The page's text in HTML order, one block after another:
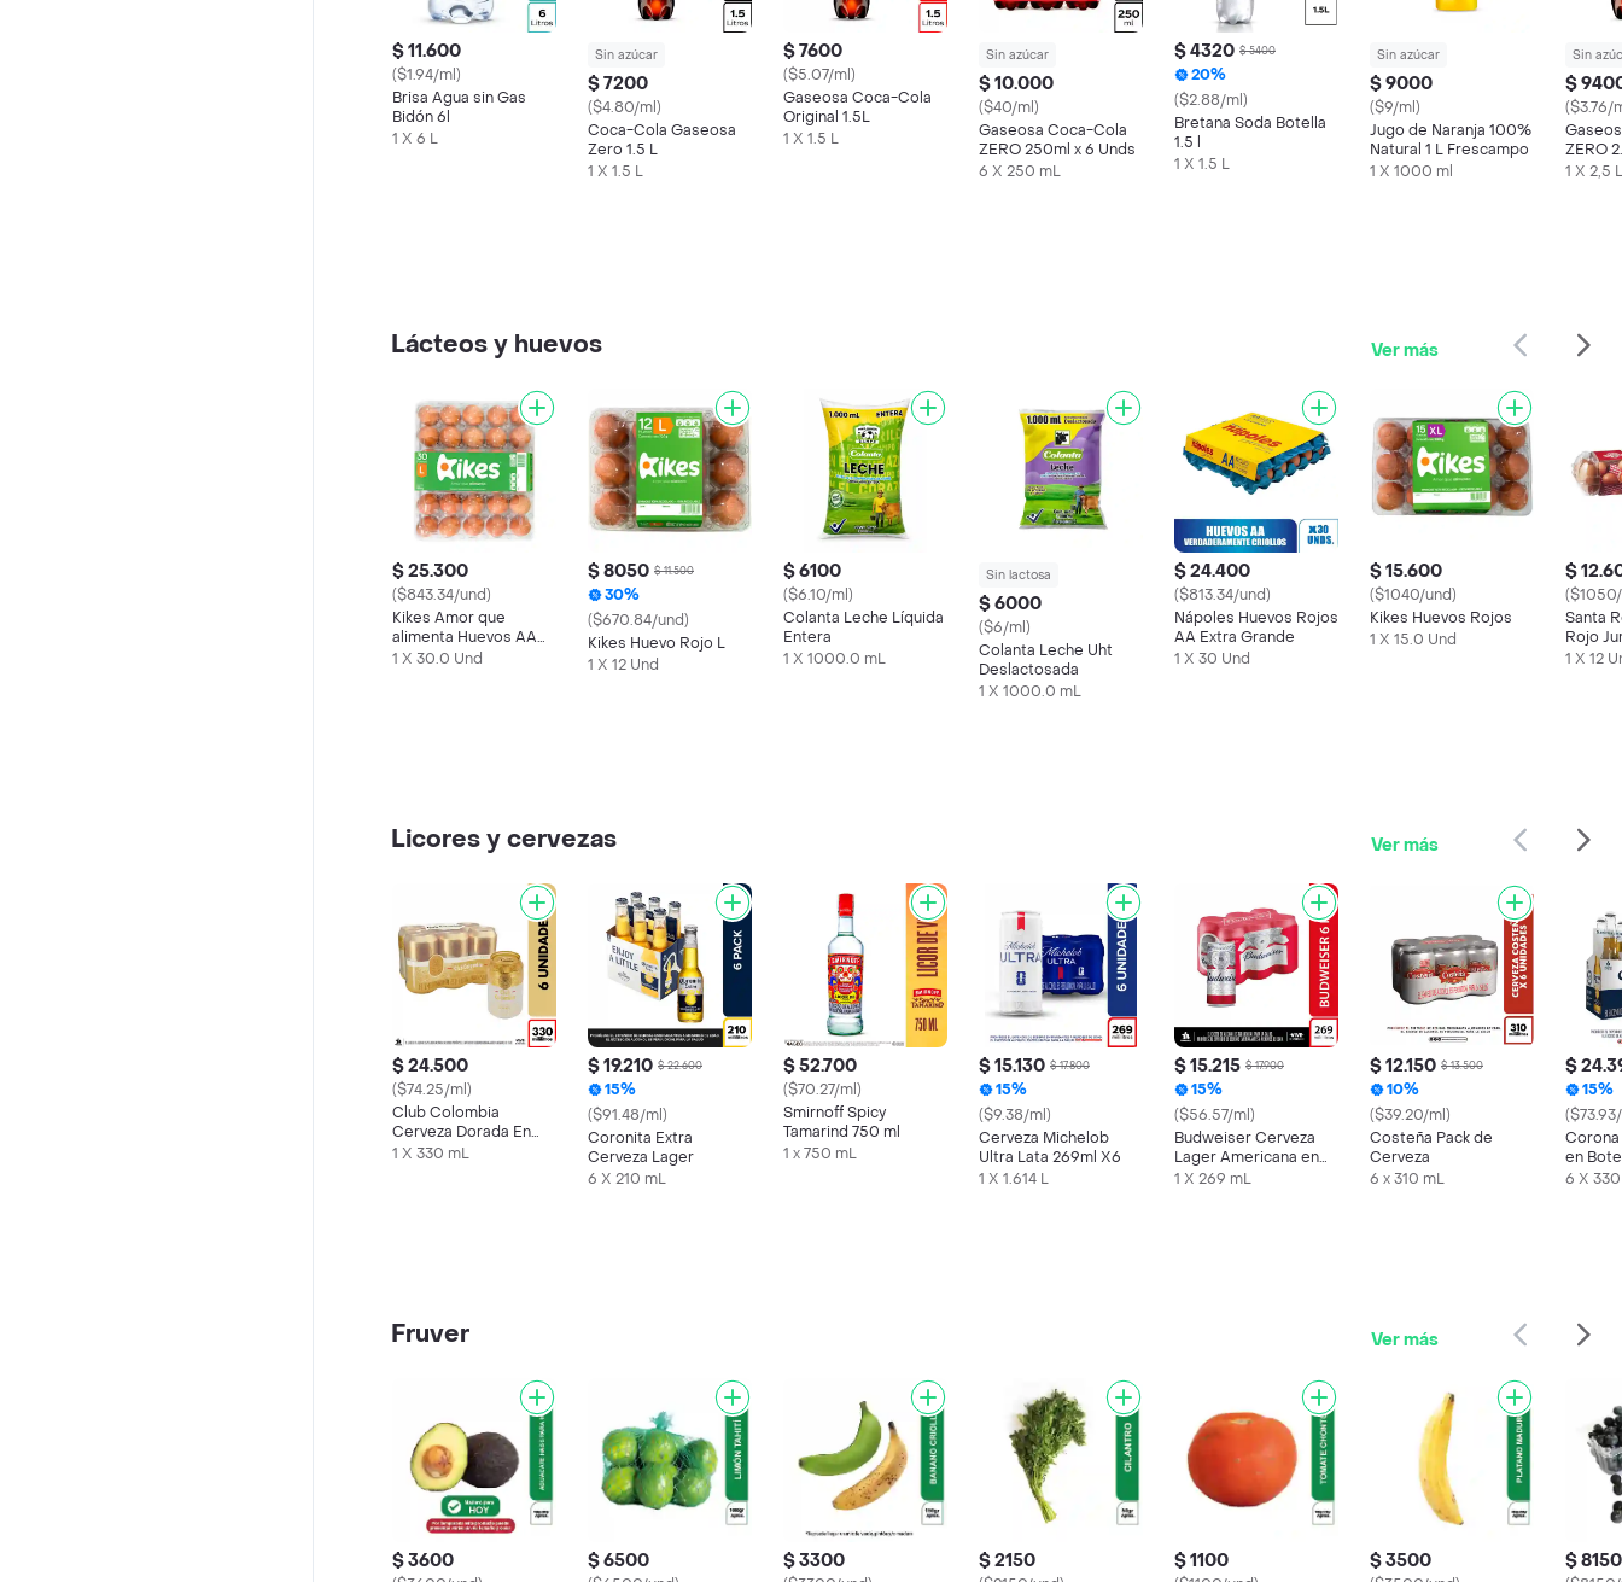
$ 11.600
($1.94/ml)
Brisa Agua sin Gas
Bidón 6l
1 X 6 L
Sin azúcar
$ 7200
($4.80/ml)
Coca-Cola Gaseosa
Zero 1.5 L
1 X 1.5 L
$ 7600
($5.07/ml)
Gaseosa Coca-Cola
Original 1.5L
1 X 1.5 L
Sin azúcar
$ 10.000
($40/ml)
Gaseosa Coca-Cola
ZERO 250ml x 6 Unds
6 X 250 mL
$ 4320 $ 5400
20%
($2.88/ml)
Bretana Soda Botella
1.5 l
1 X 1.5 L
Sin azúcar
$ 9000
($9/ml)
Jugo de Naranja 100%
Natural 1 L Frescampo
1 X 1000 ml
Sin
$
($3.76/
ZERO
1 X 2,5 L
Lácteos y huevos Ver más
$ 25.300
($843.34/und)
Kikes Amor que
alimenta Huevos AA
Rojos L
1 X 30.0 Und
$ 8050 $ 11.500
30%
($670.84/und)
Kikes Huevo Rojo L
1 X 12 Und
$ 6100
($6.10/ml)
Colanta Leche Líquida
Entera
1 X 1000.0 mL
Sin lactosa
$ 6000
($6/ml)
Colanta Leche Uht
Deslactosada
1 X 1000.0 mL
$ 24.400
($813.34/und)
Nápoles Huevos Rojos
AA Extra Grande
1 X 30 Und
$ 15.600
($1040/und)
Kikes Huevos Rojos
1 X 15.0 Und
$
Santa
Rojo
1 X 12
Licores y cervezas Ver más
$ 24.500
($74.25/ml)
Club Colombia
Cerveza Dorada En
Lata 330 ML X6 Unds
1 X 330 mL
$ 19.210 $ 22.600
15%
($91.48/ml)
Coronita Extra
Cerveza Lager
6 X 210 mL
$ 52.700
($70.27/ml)
Smirnoff Spicy
Tamarind 750 ml
1 x 750 mL
$ 15.130 $ 17.800
15%
($9.38/ml)
Cerveza Michelob
Ultra Lata 269ml X6
1 X 1.614 L
$ 15.215 $ 17.900
15%
($56.57/ml)
Budweiser Cerveza
Lager Americana en
Lata
1 X 269 mL
$ 12.150 $ 13.500
10%
($39.20/ml)
Costeña Pack de
Cerveza
6 x 310 mL
$
15%
en
6 X
Fruver Ver más
$ 3600 $ 6500 $ 3300 $ 2150 $ 1100 $ 3500 $ 8150